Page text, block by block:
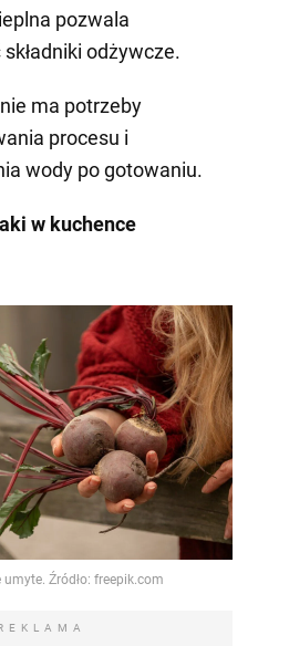
pozwala
odżywcze.
nie ma potrzeby
procesu i
wody po gotowaniu.
w kuchence